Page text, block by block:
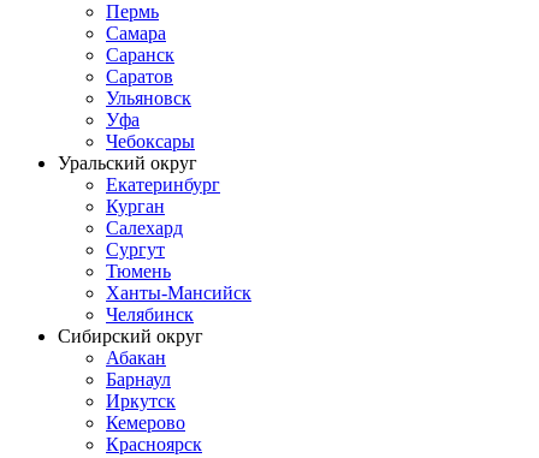
Пермь
Самара
Саранск
Саратов
Ульяновск
Уфа
Чебоксары
Уральский округ
Екатеринбург
Курган
Салехард
Сургут
Тюмень
Ханты-Мансийск
Челябинск
Сибирский округ
Абакан
Барнаул
Иркутск
Кемерово
Красноярск